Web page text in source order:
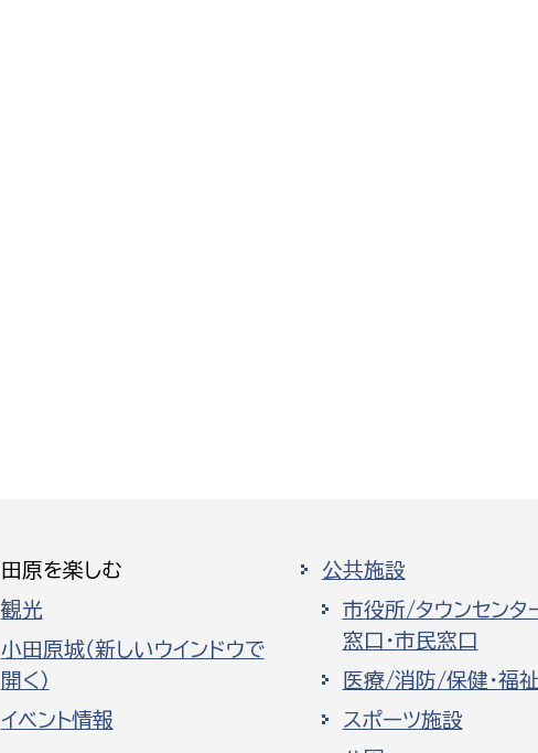
原を楽しむ
観光
小田原城（新しいウインドウで
開く）
イベント情報
公共施設
市役所/タウンセンタ
窓口・市民窓口
医療/消防/保健・福祉
スポーツ施設